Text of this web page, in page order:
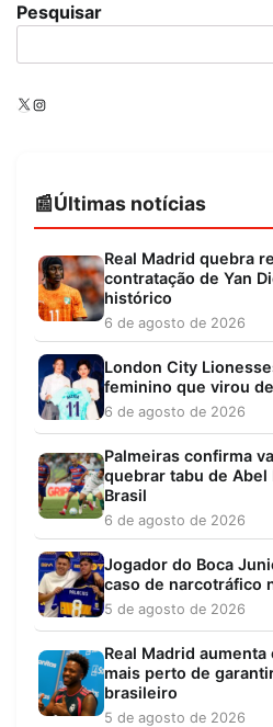
Pesquisar
X Instagram
Últimas notícias
Real Madrid quebra
contratação de Yan
histórico
6 de agosto de 2026
London City
feminino que virou
6 de agosto de 2026
Palmeiras confirma
quebrar tabu de Abel
Brasil
6 de agosto de 2026
Jogador do Boca
caso de narcotráfico
5 de agosto de 2026
Real Madrid
mais perto de
brasileiro
5 de agosto de 2026